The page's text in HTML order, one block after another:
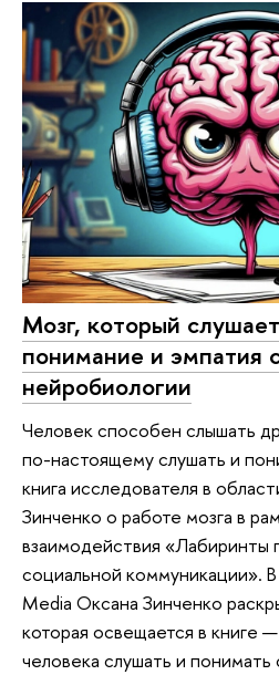
Мозг, который
понимание и эмпатия
нейробиологии
Человек способен слышать
по-настоящему слушать и
книга исследователя в
Зинченко о работе мозга в
взаимодействия
социальной коммуникации».
Media Оксана Зинченко
которая освещается в книге
человека слушать и понимать